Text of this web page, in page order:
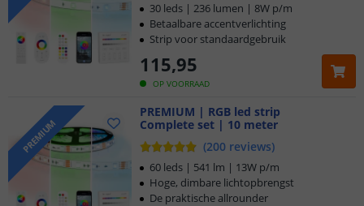
Klantbeoordeling 9.1
OP VOORRAAD
115,95
30 leds | 236 lumen | 8W p/m
Betaalbare accentverlichting
Strip voor standaardgebruik
PREMIUM
PREMIUM | RGB led strip
Complete set | 10 meter
(200 reviews)
60 leds | 541 lm | 13W p/m
Hoge, dimbare lichtopbrengst
De praktische allrounder